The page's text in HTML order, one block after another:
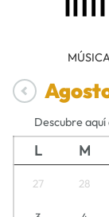
MÚSICA
Descubre
L M
27 28